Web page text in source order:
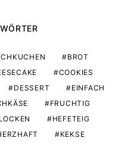
BROT
COOKIES
DESSERT
EINFACH
FRUCHTIG
HEFETEIG
KEKSE